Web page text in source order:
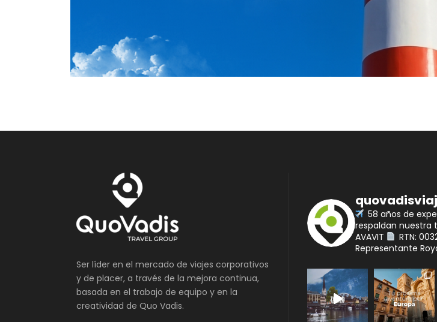
Ser líder en el mercado de viajes corporativos
y de placer, a través de la mejora continua,
basada en el trabajo de equipo y en la
creatividad de Quo Vadis.
58 años de
respaldan nuestra
AVAVIT
RTN:
Representante